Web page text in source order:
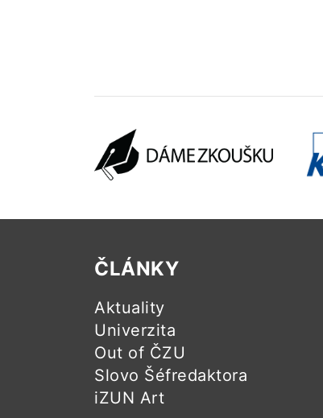
ČLÁNKY
Aktuality
Univerzita
Out of ČZU
Slovo Šéfredaktora
iZUN Art